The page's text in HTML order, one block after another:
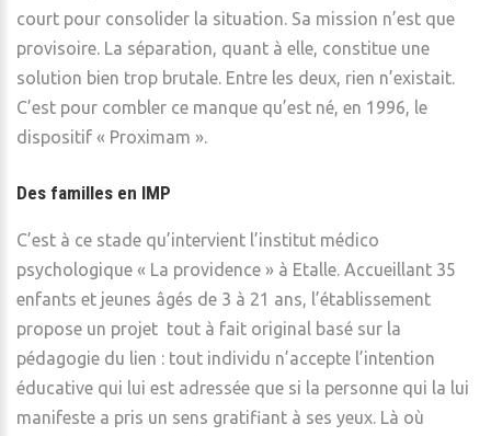
court pour consolider la situation. Sa mission n’est que
provisoire. La séparation, quant à elle, constitue une
solution bien trop brutale. Entre les deux, rien n’existait.
C’est pour combler ce manque qu’est né, en 1996, le
dispositif « Proximam ».
Des familles en IMP
C’est à ce stade qu’intervient l’institut médico
psychologique « La providence » à Etalle. Accueillant 35
enfants et jeunes âgés de 3 à 21 ans, l’établissement
propose un projet tout à fait original basé sur la
pédagogie du lien : tout individu n’accepte l’intention
éducative qui lui est adressée que si la personne qui la lui
manifeste a pris un sens gratifiant à ses yeux. Là où